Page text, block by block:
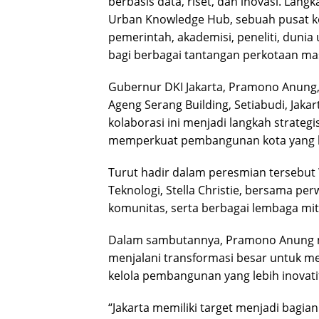
Urban Knowledge Hub, sebuah pusat
pemerintah, akademisi, peneliti,
bagi berbagai tantangan perkotaan
Gubernur DKI Jakarta, Pramono
Ageng Serang Building, Setiabudi,
kolaborasi ini menjadi langkah
memperkuat pembangunan kota
Turut hadir dalam peresmian tersebut
Teknologi, Stella Christie, bersama
komunitas, serta berbagai lembaga
Dalam sambutannya, Pramono Anung
menjalani transformasi besar untuk
kelola pembangunan yang lebih
“Jakarta memiliki target menjadi